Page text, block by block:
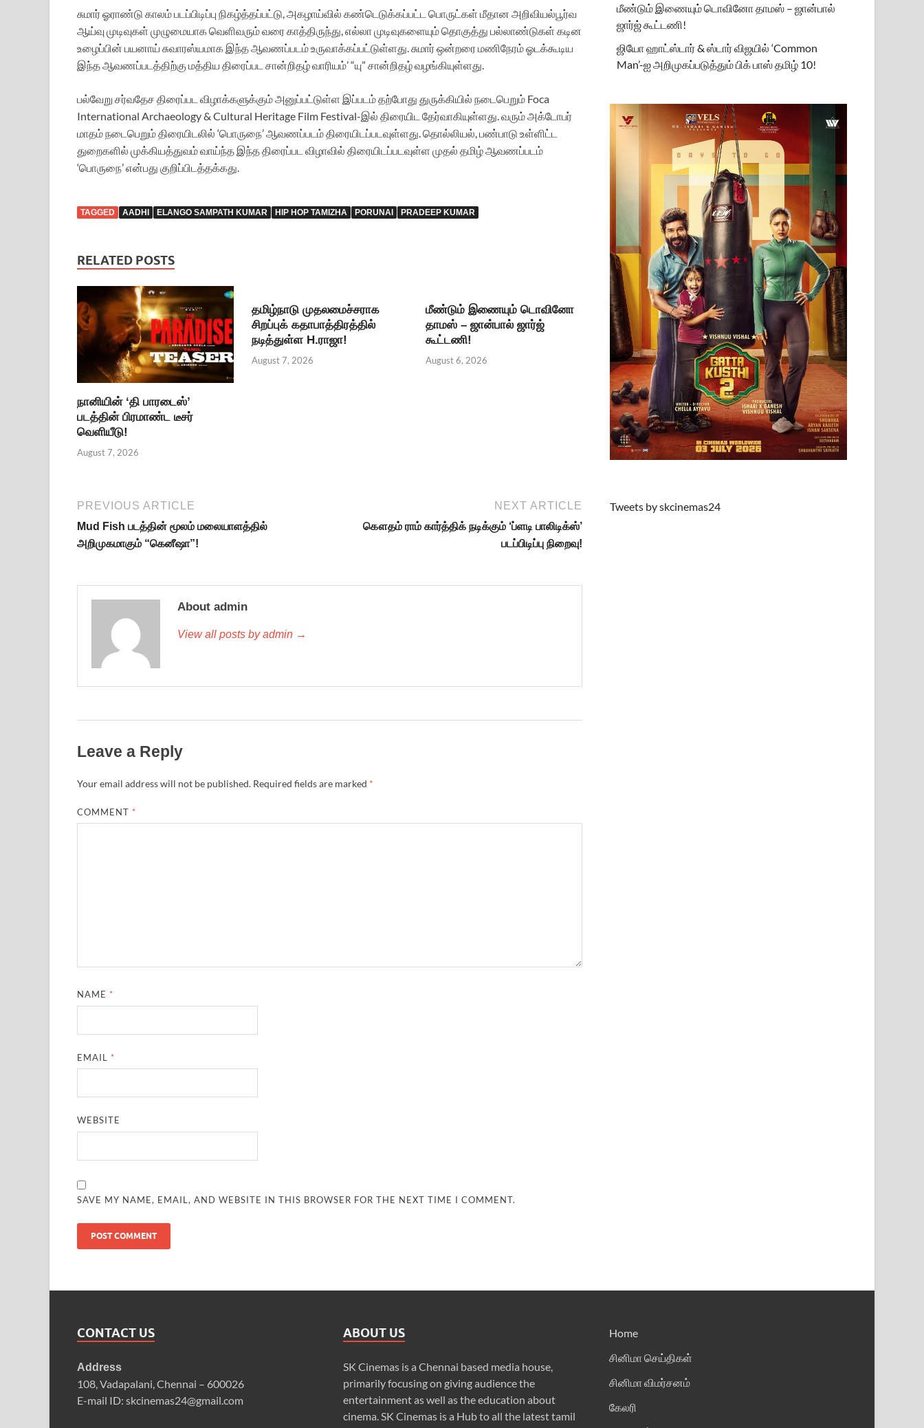
சுமார் ஓராண்டு காலம் படப்பிடிப்பு நிகழ்த்தப்பட்டு, அகழாய்வில் கண்டெடுக்கப்பட்ட பொருட்கள் மீதான அறிவியல்பூர்வ
ஆய்வு முடிவுகள் முழுமையாக வெளிவரும் வரை காத்திருந்து, எல்லா முடிவுகளையும் தொகுத்து பல்லாண்டுகள் கடின
உழைப்பின் பயனாய் சுவாரஸ்யமாக இந்த ஆவணப்படம் உருவாக்கப்பட்டுள்ளது. சுமார் ஒன்றரை மணிநேரம் ஓடக்கூடிய
இந்த ஆவணப்படத்திற்கு மத்திய திரைப்பட சான்றிதழ் வாரியம்’ “யு” சான்றிதழ் வழங்கியுள்ளது.
பல்வேறு சர்வதேச திரைப்பட விழாக்களுக்கும் அனுப்பட்டுள்ள இப்படம் தற்போது துருக்கியில் நடைபெறும் Foca
International Archaeology & Cultural Heritage Film Festival-இல் திரையிட தேர்வாகியுள்ளது. வரும் அக்டோபர்
மாதம் நடைபெறும் திரையிடலில் ‘பொருநை’ ஆவணப்படம் திரையிடப்படவுள்ளது. தொல்லியல், பண்பாடு உள்ளிட்ட
துறைகளில் முக்கியத்துவம் வாய்ந்த இந்த திரைப்பட விழாவில் திரையிடப்படவுள்ள முதல் தமிழ் ஆவணப்படம்
‘பொருநை’ என்பது குறிப்பிடத்தக்கது.
TAGGED AADHI ELANGO SAMPATH KUMAR HIP HOP TAMIZHA PORUNAI PRADEEP KUMAR
RELATED POSTS
நானியின் ‘தி பாரடைஸ்’
படத்தின் பிரமாண்ட டீசர்
வெளியீடு!
August 7, 2026
தமிழ்நாடு முதலமைச்சராக
சிறப்புக் கதாபாத்திரத்தில்
நடித்துள்ள H.ராஜா!
August 7, 2026
மீண்டும் இணையும் டொவினோ
தாமஸ் – ஜான்பால் ஜார்ஜ்
கூட்டணி!
August 6, 2026
PREVIOUS ARTICLE
Mud Fish படத்தின் மூலம் மலையாளத்தில்
அறிமுகமாகும் “கெனீஷா”!
NEXT ARTICLE
கௌதம் ராம் கார்த்திக் நடிக்கும் ‘ப்ளடி பாலிடிக்ஸ்’
படப்பிடிப்பு நிறைவு!
About admin
View all posts by admin →
Leave a Reply
Your email address will not be published. Required fields are marked *
COMMENT *
NAME *
EMAIL *
WEBSITE
SAVE MY NAME, EMAIL, AND WEBSITE IN THIS BROWSER FOR THE NEXT TIME I COMMENT.
மீண்டும் இணையும் டொவினோ தாமஸ் – ஜான்பால்
ஜார்ஜ் கூட்டணி!
ஜியோ ஹாட்ஸ்டார் & ஸ்டார் விஜயில் ‘Common
Man’-ஐ அறிமுகப்படுத்தும் பிக் பாஸ் தமிழ் 10!
Tweets by skcinemas24
CONTACT US
Address
108, Vadapalani, Chennai – 600026
E-mail ID: skcinemas24@gmail.com
ABOUT US
SK Cinemas is a Chennai based media house,
primarily focusing on giving audience the
entertainment as well as the education about
cinema. SK Cinemas is a Hub to all the latest tamil
Home
சினிமா செய்திகள்
சினிமா விமர்சனம்
கேலரி